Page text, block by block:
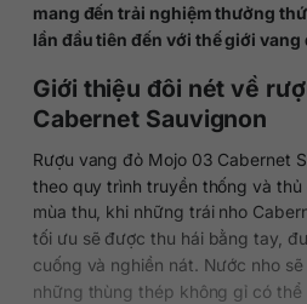
mang đến trải nghiệm thưởng
lần đầu tiên đến với thế giới vang
Giới thiệu đôi nét về
Cabernet Sauvignon
Rượu vang đỏ Mojo 03 Cabernet
theo quy trình truyền thống và
mùa thu, khi những trái nho
tối ưu sẽ được thu hái bằng tay,
cuống và nghiền nát. Nước nho
những thùng thép không gỉ có thể